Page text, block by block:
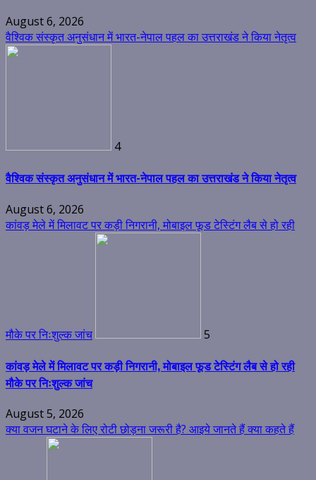
August 6, 2026
वैश्विक संस्कृत अनुसंधान में भारत-नेपाल पहल का उत्तराखंड ने किया नेतृत्व
4
वैश्विक संस्कृत अनुसंधान में भारत-नेपाल पहल का उत्तराखंड ने किया नेतृत्व
August 6, 2026
कांवड़ मेले में मिलावट पर कड़ी निगरानी, मोबाइल फूड टेस्टिंग लैब से हो रही
मौके पर निःशुल्क जांच 5
कांवड़ मेले में मिलावट पर कड़ी निगरानी, मोबाइल फूड टेस्टिंग लैब से हो रही
मौके पर निःशुल्क जांच
August 5, 2026
क्या वजन घटाने के लिए रोटी छोड़ना जरूरी है? आइये जानते हैं क्या कहते हैं